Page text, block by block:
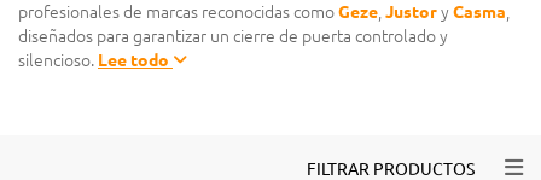
profesionales de marcas reconocidas comoGeze JustoryCasma
diseñados para garantizar un cierre de puerta controlado y
silencioso. Lee todo
FILTRAR PRODUCTOS